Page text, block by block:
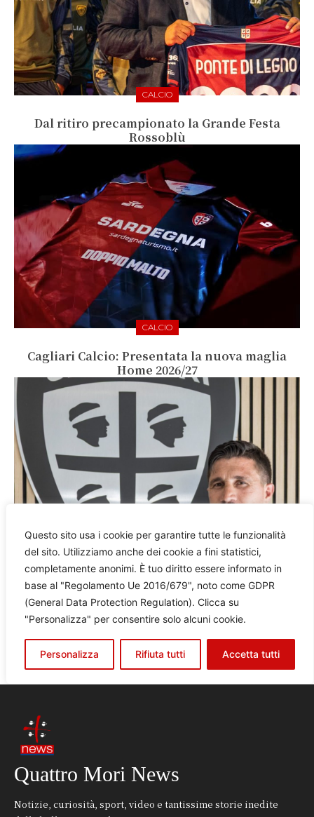
Quattro Mori News
Notizie, curiosità, sport, video e tantissime storie inedite